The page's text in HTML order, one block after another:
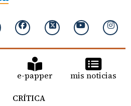
e-papper mis noticias
CRÍTICA